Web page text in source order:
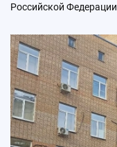
Российской Федерации